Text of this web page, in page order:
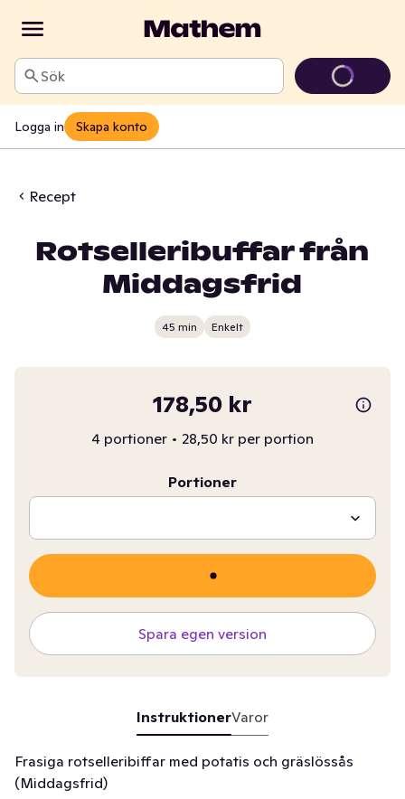
Sök
Logga in Skapa konto
Recept
Rotselleribuffar från
Middagsfrid
45 min Enkelt
178,50 kr
4 portioner • 28,50 kr per portion
Portioner
Spara egen version
InstruktionerVaror
Frasiga rotselleribiffar med potatis och gräslössås
(Middagsfrid)